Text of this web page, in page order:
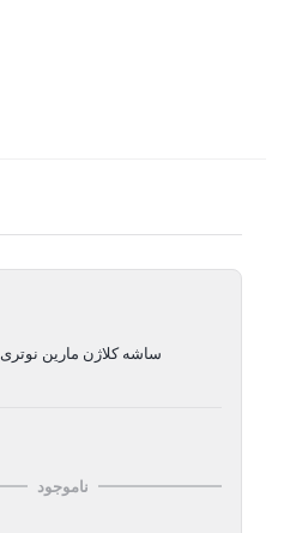
ساشه کلاژن مارین نوتری
ناموجود